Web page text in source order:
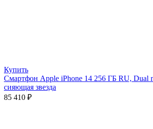
Купить
Смартфон Apple iPhone 14 256 ГБ RU, Dual
сияющая звезда
85 410 ₽